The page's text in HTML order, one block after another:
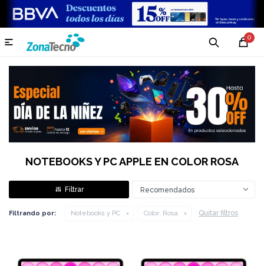
0

NOTEBOOKS Y PC APPLE EN COLOR ROSA
Recomendados
Filtrando por: Notebooks y PC Color: Rosa Quitar filtros